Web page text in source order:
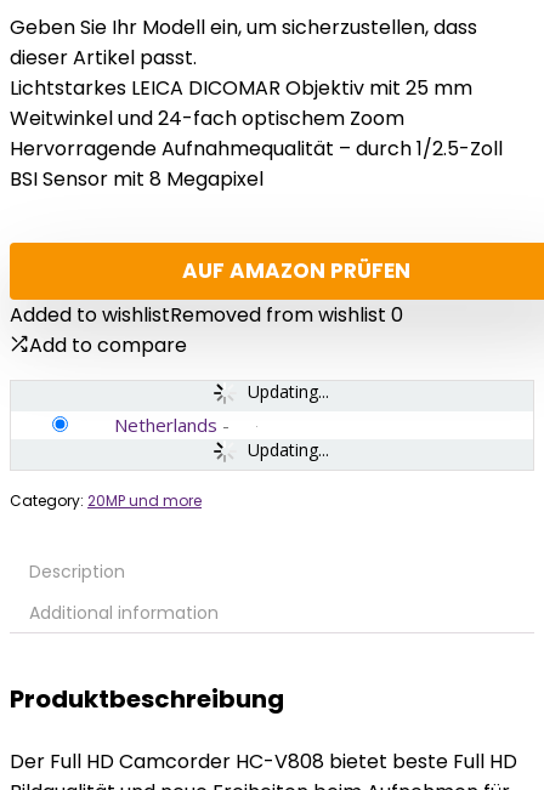
Geben Sie Ihr Modell ein, um sicherzustellen, dass
dieser Artikel passt.
Lichtstarkes LEICA DICOMAR Objektiv mit 25 mm
Weitwinkel und 24-fach optischem Zoom
Hervorragende Aufnahmequalität – durch 1/2.5-Zoll
BSI Sensor mit 8 Megapixel
AUF AMAZON PRÜFEN
Added to wishlistRemoved from wishlist 0
Add to compare
Updating...
Updating...
Netherlands -
Category: 20MP und more
Description
Additional information
Produktbeschreibung
Der Full HD Camcorder HC-V808 bietet beste Full HD